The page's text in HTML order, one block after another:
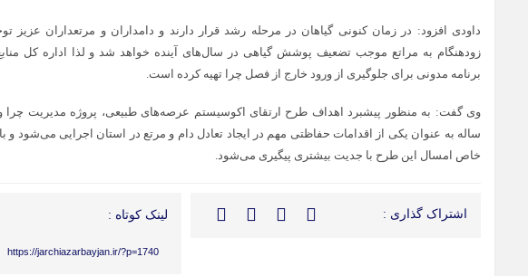
داودی افزود: در زمان کنونی گیاهان در مرحله رشد قرار دارند و دامداران و مرتعداران عزیز
زودهنگام به مراتع موجب تضعیف پوشش گیاهی در سال‌های آینده خواهد شد و لذا اداره کل
برنامه مدونی برای جلوگیری از ورود خارج از فصل چرا تهیه کرده است.
وی گفت: به منظور پیشبرد اهداف طرح ارتقای اکوسیستم عرصه‌های طبیعی، پروژه مدیریت چرا
ساله به عنوان یکی از اقدامات حفاظتی مهم در ایجاد تعادل دام و مرتع در استان اجرایی می‌شود و
خاص امسال این طرح با جدیت بیشتری پیگیری می‌شود.
اشتراک گذاری : لینک کوتاه :
https://jarchiazarbayjan.ir/?p=1740